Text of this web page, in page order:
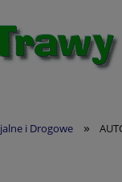
i Drogowe »